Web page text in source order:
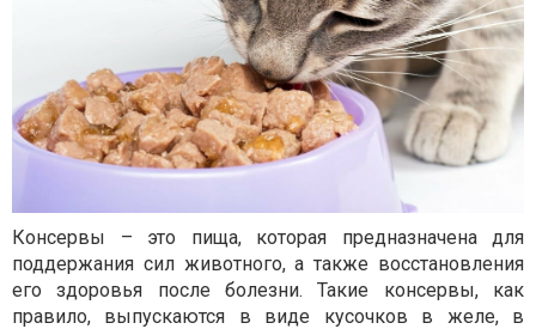
Консервы – это пища, которая предназначена для
поддержания сил животного, а также восстановления
его здоровья после болезни. Такие консервы, как
правило, выпускаются в виде кусочков в желе, в